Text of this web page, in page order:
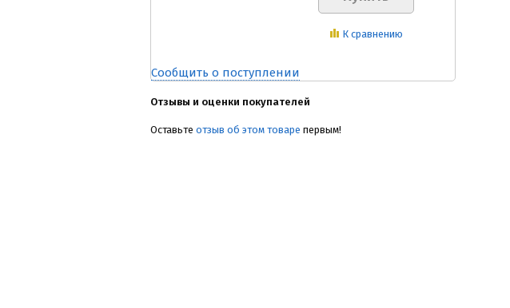
К сравнению
Сообщить о поступлении
Отзывы и оценки покупателей
Оставьте отзыв об этом товаре первым!